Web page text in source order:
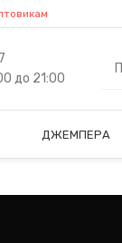
до 21:00
ДЖЕМПЕРА